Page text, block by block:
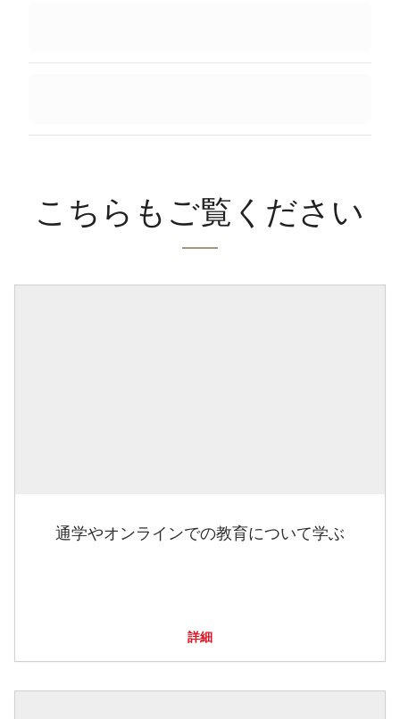
こちらもご覧ください
通学やオンラインでの教育について学ぶ
詳細